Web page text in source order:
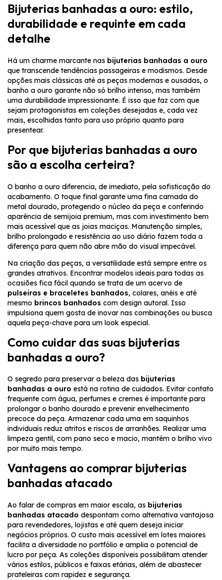
Bijuterias banhadas a ouro: estilo,
durabilidade e requinte em cada
detalhe
Há um charme marcante nas bijuterias banhadas a ouro
que transcende tendências passageiras e modismos. Desde
opções mais clássicas até as peças modernas e ousadas, o
banho a ouro garante não só brilho intenso, mas também
uma durabilidade impressionante. É isso que faz com que
sejam protagonistas em coleções desejadas e, cada vez
mais, escolhidas tanto para uso próprio quanto para
presentear.
Por que bijuterias banhadas a ouro
são a escolha certeira?
O banho a ouro diferencia, de imediato, pela sofisticação do
acabamento. O toque final garante uma fina camada do
metal dourado, protegendo o núcleo da peça e conferindo
aparência de semijoia premium, mas com investimento bem
mais acessível que as joias maciças. Manutenção simples,
brilho prolongado e resistência ao uso diário fazem toda a
diferença para quem não abre mão do visual impecável.
Na criação das peças, a versatilidade está sempre entre os
grandes atrativos. Encontrar modelos ideais para todas as
ocasiões fica fácil quando se trata de um acervo de
pulseiras e braceletes banhados, colares, anéis e até
mesmo brincos banhados com design autoral. Isso
impulsiona quem gosta de inovar nas combinações ou busca
aquela peça-chave para um look especial.
Como cuidar das suas bijuterias
banhadas a ouro?
O segredo para preservar a beleza das bijuterias
banhadas a ouro está na rotina de cuidados. Evitar contato
frequente com água, perfumes e cremes é importante para
prolongar o banho dourado e prevenir envelhecimento
precoce da peça. Armazenar cada uma em saquinhos
individuais reduz atritos e riscos de arranhões. Realizar uma
limpeza gentil, com pano seco e macio, mantém o brilho vivo
por muito mais tempo.
Vantagens ao comprar bijuterias
banhadas atacado
Ao falar de compras em maior escala, as bijuterias
banhadas atacado despontam como alternativa vantajosa
para revendedores, lojistas e até quem deseja iniciar
negócios próprios. O custo mais acessível em lotes maiores
facilita a diversidade no portfólio e amplia o potencial de
lucro por peça. As coleções disponíveis possibilitam atender
vários estilos, públicos e faixas etárias, além de abastecer
prateleiras com rapidez e segurança.